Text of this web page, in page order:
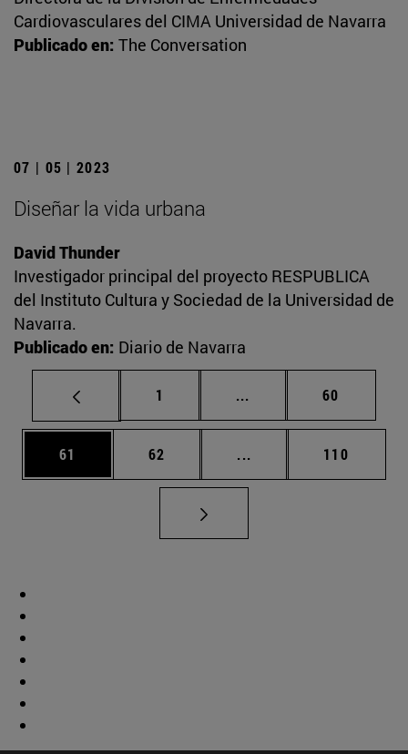
Cardiovasculares del CIMA Universidad de Navarra
Publicado en: The Conversation
07 | 05 | 2023
Diseñar la vida urbana
David Thunder
Investigador principal del proyecto RESPUBLICA
del Instituto Cultura y Sociedad de la Universidad de
Navarra.
Publicado en: Diario de Navarra
Página
1 ... Páginas intermedias
Página
60
Página
61 Página
62 ... Páginas intermedias
Página
110